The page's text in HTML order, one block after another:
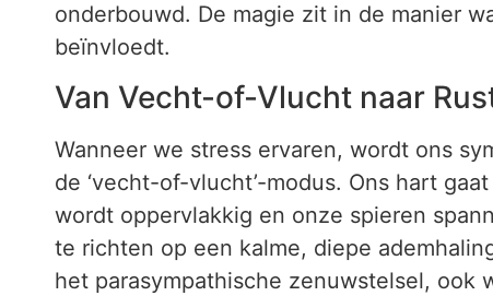
onderbouwd. De magie zit in de manier
beïnvloedt.
Van Vecht-of-Vlucht naar
Wanneer we stress ervaren, wordt ons
de ‘vecht-of-vlucht’-modus. Ons hart
wordt oppervlakkig en onze spieren
te richten op een kalme, diepe
het parasympathische zenuwstelsel, ook